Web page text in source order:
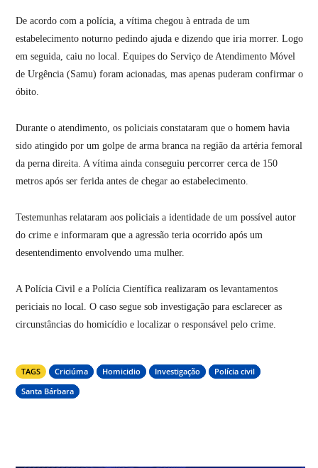
De acordo com a polícia, a vítima chegou à entrada de um
estabelecimento noturno pedindo ajuda e dizendo que iria morrer. Logo
em seguida, caiu no local. Equipes do Serviço de Atendimento Móvel
de Urgência (Samu) foram acionadas, mas apenas puderam confirmar o
óbito.
Durante o atendimento, os policiais constataram que o homem havia
sido atingido por um golpe de arma branca na região da artéria femoral
da perna direita. A vítima ainda conseguiu percorrer cerca de 150
metros após ser ferida antes de chegar ao estabelecimento.
Testemunhas relataram aos policiais a identidade de um possível autor
do crime e informaram que a agressão teria ocorrido após um
desentendimento envolvendo uma mulher.
A Polícia Civil e a Polícia Científica realizaram os levantamentos
periciais no local. O caso segue sob investigação para esclarecer as
circunstâncias do homicídio e localizar o responsável pelo crime.
TAGS Criciúma Homicidio Investigação
Polícia civil
Santa Bárbara